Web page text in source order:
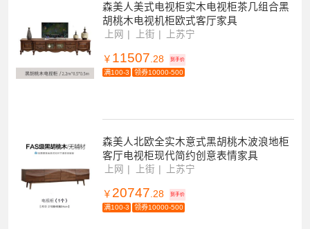
森美人美式电视柜实木电视柜茶几组合黑
胡桃木电视机柜欧式客厅家具
上网 上街 上苏宁
￥ 11507 .28 到手价
满100-3 领券10000-500
森美人北欧全实木意式黑胡桃木波浪地柜
客厅电视柜现代简约创意表情家具
上网 上街 上苏宁
￥ 20747.28 到手价
满100-3 领券10000-500